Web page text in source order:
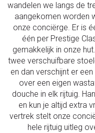
wandelen we langs de
aangekomen worden
onze conciërge. Er is
één per Prestige
gemakkelijk in onze
twee verschuifbare
en dan verschijnt er
over een eigen
douche in elk rijtuig.
en kun je altijd extra
vertrek stelt onze
hele rijtuig uitleg